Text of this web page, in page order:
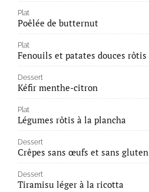
Plat
Poêlée de butternut
Plat
Fenouils et patates douces rôtis
Dessert
Kéfir menthe-citron
Plat
Légumes rôtis à la plancha
Dessert
Crêpes sans œufs et sans gluten
Dessert
Tiramisu léger à la ricotta